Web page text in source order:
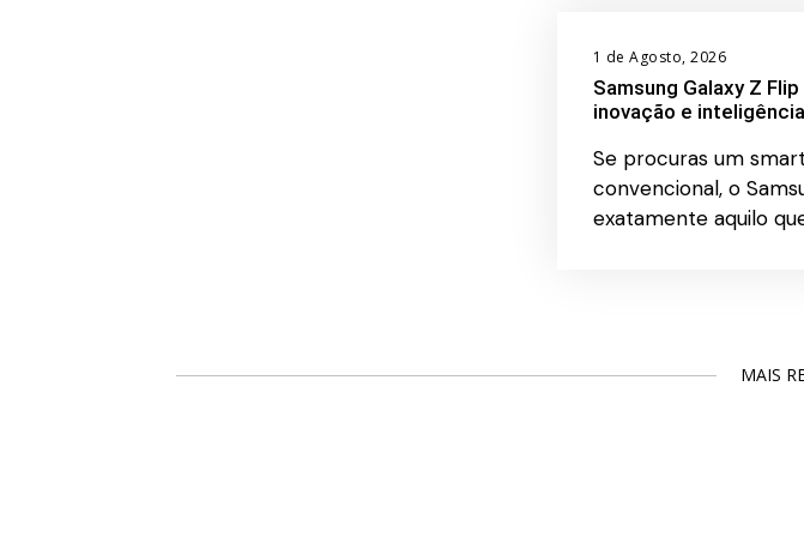
1 de Agosto, 2026
Samsung Galaxy Z
inovação e inteligência
Se procuras um
convencional, o
exatamente aquilo
MAIS